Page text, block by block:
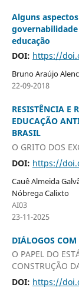
Alguns
educação
DOI: https://
Bruno Araújo
22-09-2018
RESISTÊNCIA E
EDUCAÇÃO
BRASIL
O GRITO DOS
DOI: https://
Cauê Almeida
Nóbrega Calixto
AI03
23-11-2025
DIÁLOGOS
O PAPEL DO
CONSTRUÇÃO
DOI: https://